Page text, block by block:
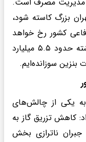
تهران بزرگ کاسته شود،
کشور رخ خواهد
داد؛ این در حالی است که ما سال گذشته حدود ۵.۵ میلیارد
بنزین سوزانده‌ایم.
یکی از چالش‌های
کاهش تزریق گاز به
جبران ناترازی بخش